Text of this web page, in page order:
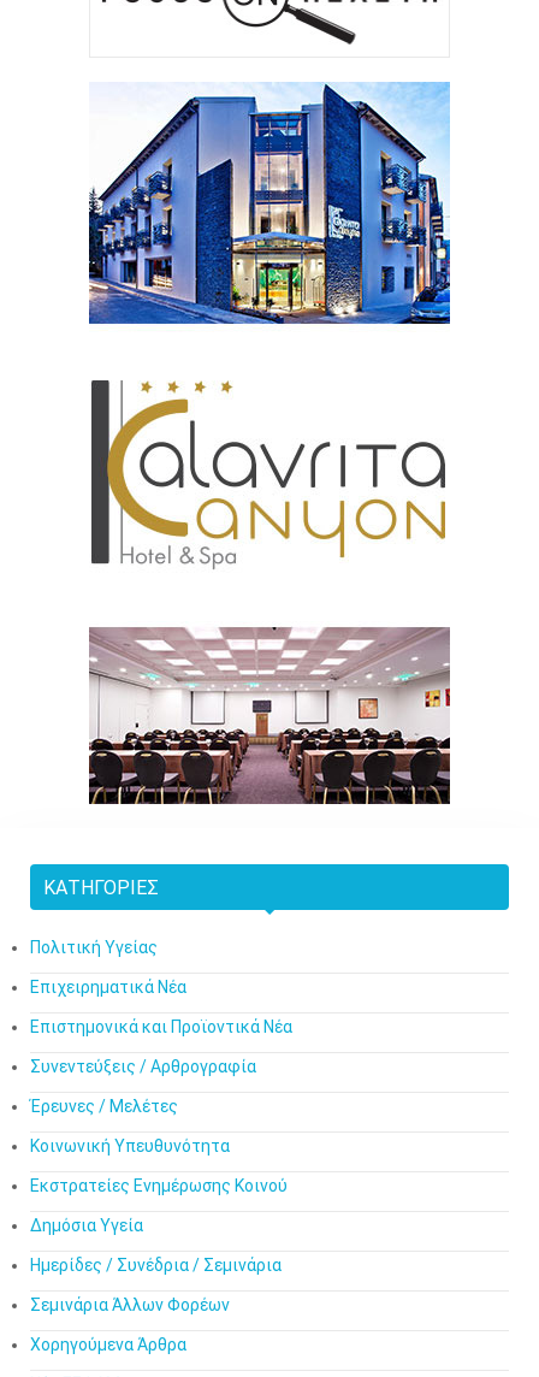
ΚΑΤΗΓΟΡΊΕΣ
Πολιτική Υγείας
Επιχειρηματικά Νέα
Επιστημονικά και Προϊοντικά Νέα
Συνεντεύξεις / Αρθρογραφία
Έρευνες / Μελέτες
Κοινωνική Υπευθυνότητα
Εκστρατείες Ενημέρωσης Κοινού
Δημόσια Υγεία
Ημερίδες / Συνέδρια / Σεμινάρια
Σεμινάρια Άλλων Φορέων
Χορηγούμενα Άρθρα